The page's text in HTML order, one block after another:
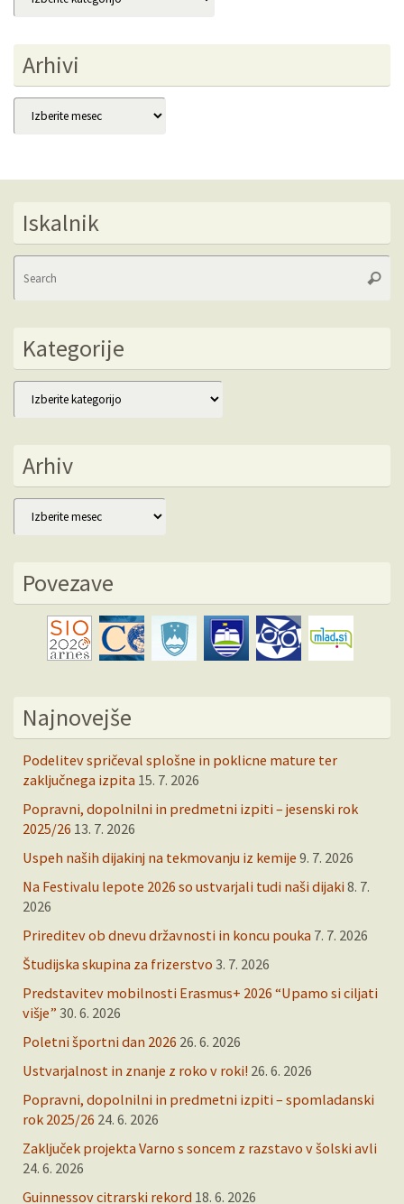
Arhivi
Arhivi
Iskalnik
Kategorije
Kategorije
Arhiv
Arhiv
Povezave
Najnovejše
Podelitev spričeval splošne in poklicne mature ter
zaključnega izpita 15. 7. 2026
Popravni, dopolnilni in predmetni izpiti – jesenski rok
2025/26 13. 7. 2026
Uspeh naših dijakinj na tekmovanju iz kemije 9. 7. 2026
Na Festivalu lepote 2026 so ustvarjali tudi naši dijaki 8. 7.
2026
Prireditev ob dnevu državnosti in koncu pouka 7. 7. 2026
Študijska skupina za frizerstvo 3. 7. 2026
Predstavitev mobilnosti Erasmus+ 2026 “Upamo si ciljati
višje” 30. 6. 2026
Poletni športni dan 2026 26. 6. 2026
Ustvarjalnost in znanje z roko v roki! 26. 6. 2026
Popravni, dopolnilni in predmetni izpiti – spomladanski
rok 2025/26 24. 6. 2026
Zaključek projekta Varno s soncem z razstavo v šolski avli
24. 6. 2026
Guinnessov citrarski rekord 18. 6. 2026